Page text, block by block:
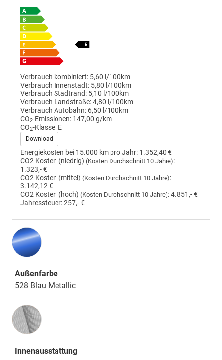
Verbrauch kombiniert: 5,60 l/100km
Verbrauch Innenstadt: 5,80 l/100km
Verbrauch Stadtrand: 5,10 l/100km
Verbrauch Landstraße:4,80 l/100km
Verbrauch Autobahn: 6,50 l/100km
CO2-Emissionen: 147,00 g/km
CO2-Klasse: E
Download
Energiekosten bei 15.000 km pro Jahr: 1.352,40 €
CO2 Kosten (niedrig) (Kosten Durchschnitt 10 Jahre):
1.323,- €
CO2 Kosten (mittel) (Kosten Durchschnitt 10 Jahre):
3.142,12 €
CO2 Kosten (hoch) (Kosten Durchschnitt 10 Jahre):4.851,- €
Jahressteuer:257,- €
Außenfarbe
528 Blau Metallic
Innenausstattung
Innenausstattung